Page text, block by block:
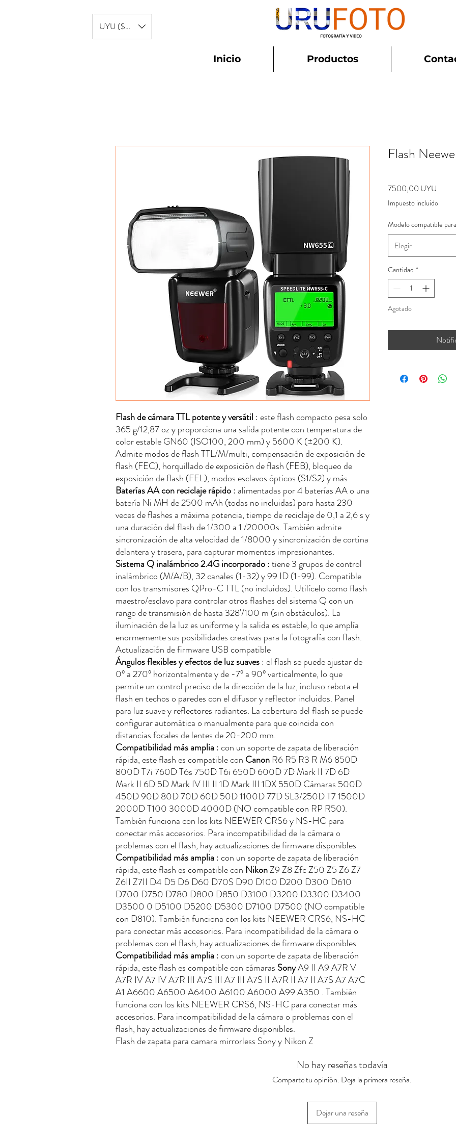
UYU ($U)
Inicio Productos
Flash de cámara TTL potente y versátil : este flash compacto pesa solo
365 g/12,87 oz y proporciona una salida potente con temperatura de
color estable GN60 (ISO100, 200 mm) y 5600 K (±200 K).
Admite modos de flash TTL/M/multi, compensación de exposición de
flash (FEC), horquillado de exposición de flash (FEB), bloqueo de
exposición de flash (FEL), modos esclavos ópticos (S1/S2) y más
Baterías AA con reciclaje rápido: alimentadas por 4 baterías AA o una
batería Ni MH de 2500 mAh (todas no incluidas) para hasta 230
veces de flashes a máxima potencia, tiempo de reciclaje de 0,1 a 2,6 s y
una duración del flash de 1/300 a 1 /20000s. También admite
sincronización de alta velocidad de 1/8000 y sincronización de cortina
delantera y trasera, para capturar momentos impresionantes.
Sistema Q inalámbrico 2.4G incorporado: tiene 3 grupos de control
inalámbrico (M/A/B), 32 canales (1-32) y 99 ID (1-99). Compatible
con los transmisores QPro-C TTL (no incluidos). Utilícelo como flash
maestro/esclavo para controlar otros flashes del sistema Q con un
rango de transmisión de hasta 328'/100 m (sin obstáculos). La
iluminación de la luz es uniforme y la salida es estable, lo que amplía
enormemente sus posibilidades creativas para la fotografía con flash.
Actualización de firmware USB compatible
Ángulos flexibles y efectos de luz suaves: el flash se puede ajustar de
0° a 270° horizontalmente y de -7° a 90° verticalmente, lo que
permite un control preciso de la dirección de la luz, incluso rebota el
flash en techos o paredes con el difusor y reflector incluidos. Panel
para luz suave y reflectores radiantes. La cobertura del flash se puede
configurar automática o manualmente para que coincida con
distancias focales de lentes de 20-200 mm.
Compatibilidad más amplia: con un soporte de zapata de liberación
rápida, este flash es compatible con CanonR6 R5 R3 R M6 850D
800D T7i 760D T6s 750D T6i 650D 600D 7D Mark II 7D 6D
Mark II 6D 5D Mark IV III II 1D Mark III 1DX 550D Cámaras 500D
450D 90D 80D 70D 60D 50D 1100D 77D SL3/250D T7 1500D
2000D T100 3000D 4000D (NO compatible con RP R50).
También funciona con los kits NEEWER CRS6 y NS-HC para
conectar más accesorios. Para incompatibilidad de la cámara o
problemas con el flash, hay actualizaciones de firmware disponibles
Compatibilidad más amplia: con un soporte de zapata de liberación
rápida, este flash es compatible con NikonZ9 Z8 Zfc Z50 Z5 Z6 Z7
Z6II Z7II D4 D5 D6 D60 D70S D90 D100 D200 D300 D610
D700 D750 D780 D800 D850 D3100 D3200 D3300 D3400
D3500 0 D5100 D5200 D5300 D7100 D7500 (NO compatible
con D810). También funciona con los kits NEEWER CRS6, NS-HC
para conectar más accesorios. Para incompatibilidad de la cámara o
problemas con el flash, hay actualizaciones de firmware disponibles
Compatibilidad más amplia: con un soporte de zapata de liberación
rápida, este flash es compatible con cámaras SonyA9 II A9 A7R V
A7R IV A7 IV A7R III A7S III A7 III A7S II A7R II A7 II A7S A7 A7C
A1 A6600 A6500 A6400 A6100 A6000 A99 A350 . También
funciona con los kits NEEWER CRS6, NS-HC para conectar más
accesorios. Para incompatibilidad de la cámara o problemas con el
flash, hay actualizaciones de firmware disponibles.
Flash de zapata para camara mirrorless Sony y Nikon Z
Flash
7500,00 UYU
Impuesto incluido
Modelo compatible
Elegir
Cantidad *
Agotado
No hay reseñas todavía
Comparte tu opinión. Deja la primera reseña.
Dejar una reseña